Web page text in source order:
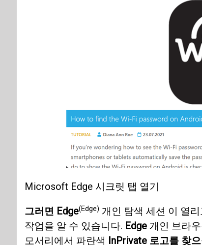
Microsoft Edge 시크릿 탭 열기
그러면 Edge(Edge) 개인 탐색 세션 이 열리
작업을 알 수 있습니다. Edge개인 브라우
모서리에서 파란색 InPrivate 로고를 찾